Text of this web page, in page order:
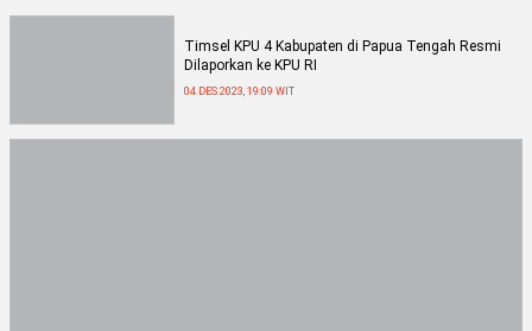
Timsel KPU 4 Kabupaten di Papua Tengah Resmi
Dilaporkan ke KPU RI
04 DES 2023, 19:09 WIT